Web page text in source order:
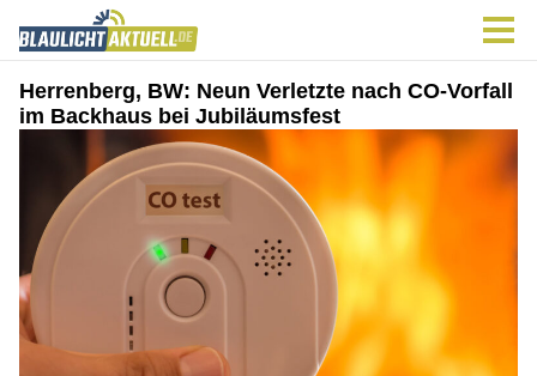
Herrenberg, BW: Neun Verletzte nach CO-Vorfall
im Backhaus bei Jubiläumsfest